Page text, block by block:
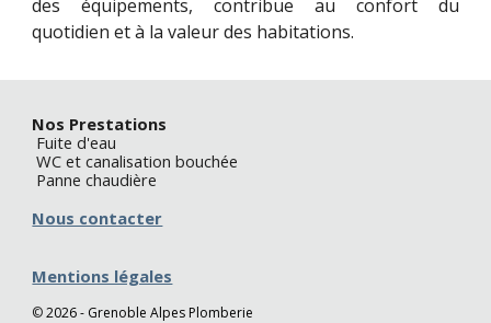
des équipements, contribue au confort du
quotidien et à la valeur des habitations.
Nos Prestations
Fuite d'eau
WC et canalisation bouchée
Panne chaudière
Nous contacter
Mentions légales
©2026 - Grenoble Alpes Plomberie